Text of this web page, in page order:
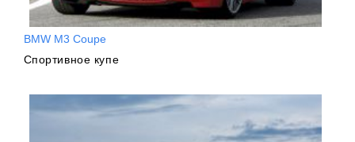
BMW M3 Coupe
Спортивное купе